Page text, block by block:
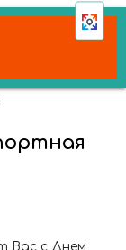
Вас с Днем